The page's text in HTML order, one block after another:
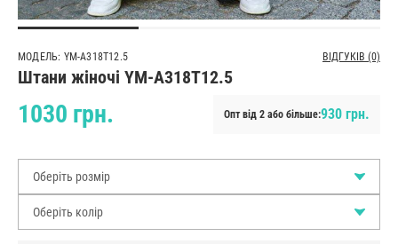
МОДЕЛЬ: YM-A318T12.5 ВІДГУКІВ (0)
Штани жіночі YM-A318T12.5
1030 грн. Опт від 2 або більше:930 грн.
Оберіть розмір
Оберіть колір